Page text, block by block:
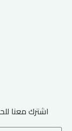
اشترك معنا